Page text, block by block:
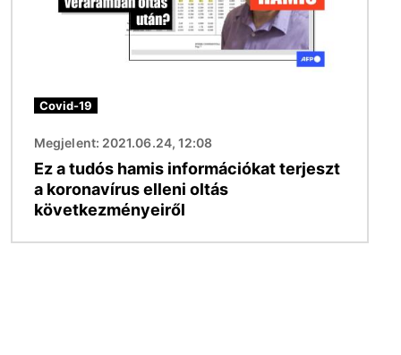
Covid-19
Megjelent: 2021.06.24, 12:08
Ez a tudós hamis információkat terjeszt
a koronavírus elleni oltás
következményeiről